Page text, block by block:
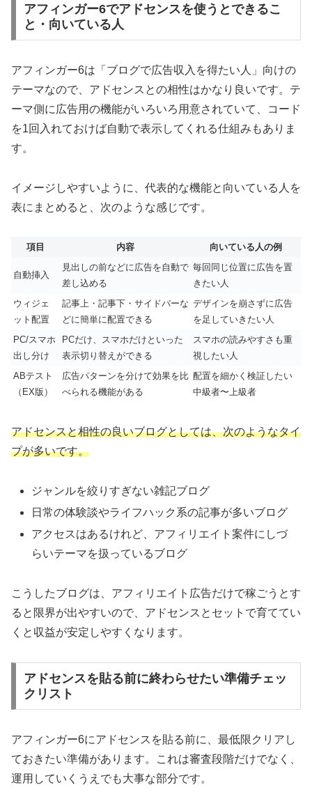
アフィンガー6でアドセンスを使うとできるこ
と・向いている人
アフィンガー6は「ブログで広告収入を得たい人」向けの
テーマなので、アドセンスとの相性はかなり良いです。テ
ーマ側に広告用の機能がいろいろ用意されていて、コード
を1回入れておけば自動で表示してくれる仕組みもありま
す。
イメージしやすいように、代表的な機能と向いている人を
表にまとめると、次のような感じです。
項目 内容 向いている人の例
自動挿入
見出しの前などに広告を自動で
差し込める
毎回同じ位置に広告を置
きたい人
ウィジェ
ット配置
記事上・記事下・サイドバーな
どに簡単に配置できる
デザインを崩さずに広告
を足していきたい人
PC/スマホ
出し分け
PCだけ、スマホだけといった
表示切り替えができる
スマホの読みやすさも重
視したい人
ABテスト
（EX版）
広告パターンを分けて効果を比
べられる機能がある
配置を細かく検証したい
中級者〜上級者
アドセンスと相性の良いブログとしては、次のようなタイ
プが多いです。
ジャンルを絞りすぎない雑記ブログ
日常の体験談やライフハック系の記事が多いブログ
アクセスはあるけれど、アフィリエイト案件にしづ
らいテーマを扱っているブログ
こうしたブログは、アフィリエイト広告だけで稼ごうとす
ると限界が出やすいので、アドセンスとセットで育ててい
くと収益が安定しやすくなります。
アドセンスを貼る前に終わらせたい準備チェッ
クリスト
アフィンガー6にアドセンスを貼る前に、最低限クリアし
ておきたい準備があります。これは審査段階だけでなく、
運用していくうえでも大事な部分です。